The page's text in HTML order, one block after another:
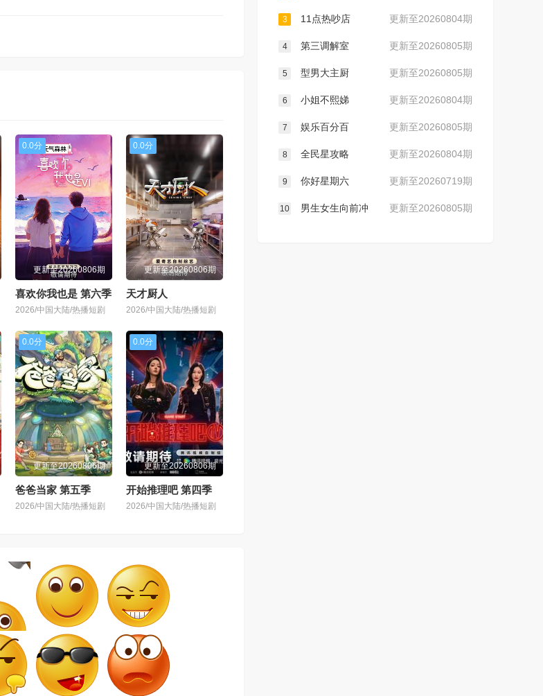
0.0分
更新至20260806期
喜欢你我也是 第六季
2026/中国大陆/热播短剧
0.0分
更新至20260806期
天才厨人
2026/中国大陆/热播短剧
0.0分
更新至20260806期
爸爸当家 第五季
2026/中国大陆/热播短剧
0.0分
更新至20260806期
开始推理吧 第四季
2026/中国大陆/热播短剧
更新至20260804期
3 11点热吵店
更新至20260805期
4 第三调解室
更新至20260805期
5 型男大主厨
更新至20260804期
6 小姐不熙娣
更新至20260805期
7 娱乐百分百
更新至20260804期
8 全民星攻略
更新至20260719期
9 你好星期六
更新至20260805期
10 男生女生向前冲